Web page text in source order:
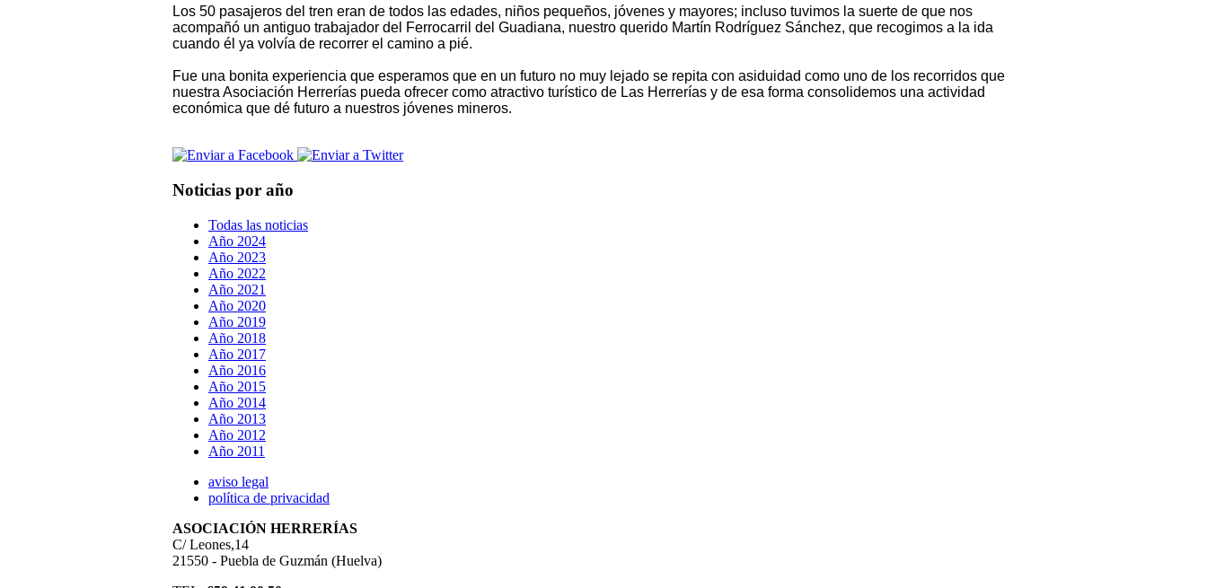
Los 50 pasajeros del tren eran de todos las edades, niños pequeños, jóvenes y mayores; incluso tuvimos la suerte de que nos
acompañó un antiguo trabajador del Ferrocarril del Guadiana, nuestro querido Martín Rodríguez Sánchez, que recogimos a la ida
cuando él ya volvía de recorrer el camino a pié.
Fue una bonita experiencia que esperamos que en un futuro no muy lejado se repita con asiduidad como uno de los recorridos que
nuestra Asociación Herrerías pueda ofrecer como atractivo turístico de Las Herrerías y de esa forma consolidemos una actividad
económica que dé futuro a nuestros jóvenes mineros.
Noticias por año
Todas las noticias
Año 2024
Año 2023
Año 2022
Año 2021
Año 2020
Año 2019
Año 2018
Año 2017
Año 2016
Año 2015
Año 2014
Año 2013
Año 2012
Año 2011
aviso legal
política de privacidad
ASOCIACIÓN HERRERÍAS
C/ Leones,14
21550 - Puebla de Guzmán (Huelva)